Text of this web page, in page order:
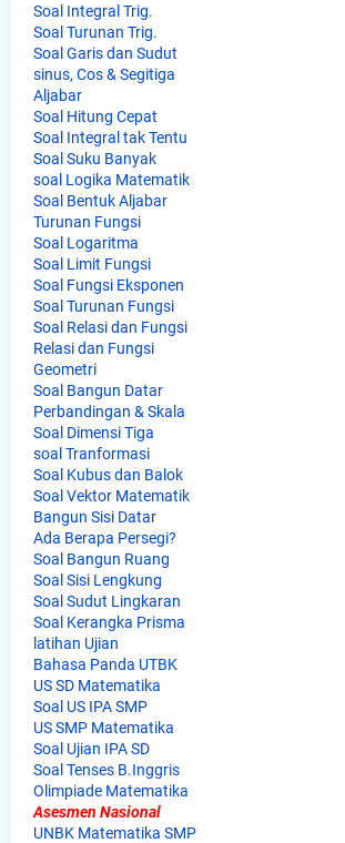
Soal Integral Trig.
Soal Turunan Trig.
Soal Garis dan Sudut
sinus, Cos & Segitiga
Aljabar
Soal Hitung Cepat
Soal Integral tak Tentu
Soal Suku Banyak
soal Logika Matematik
Soal Bentuk Aljabar
Turunan Fungsi
Soal Logaritma
Soal Limit Fungsi
Soal Fungsi Eksponen
Soal Turunan Fungsi
Soal Relasi dan Fungsi
Relasi dan Fungsi
Geometri
Soal Bangun Datar
Perbandingan & Skala
Soal Dimensi Tiga
soal Tranformasi
Soal Kubus dan Balok
Soal Vektor Matematik
Bangun Sisi Datar
Ada Berapa Persegi?
Soal Bangun Ruang
Soal Sisi Lengkung
Soal Sudut Lingkaran
Soal Kerangka Prisma
latihan Ujian
Bahasa Panda UTBK
US SD Matematika
Soal US IPA SMP
US SMP Matematika
Soal Ujian IPA SD
Soal Tenses B.Inggris
Olimpiade Matematika
Asesmen Nasional
UNBK Matematika SMP